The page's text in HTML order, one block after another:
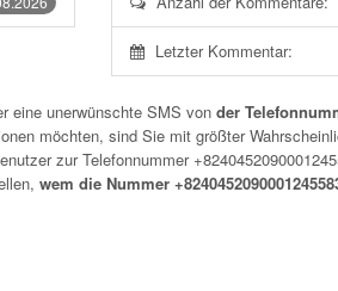
Letzter Kommentar:
eine unerwünschte SMS von der
möchten, sind Sie mit größter
zur Telefonnummer
wem die Nummer